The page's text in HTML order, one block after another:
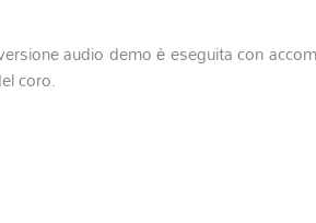
audio demo è eseguita con
coro.